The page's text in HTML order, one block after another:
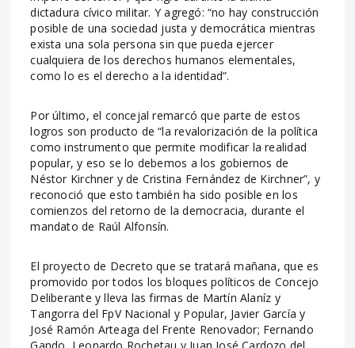
dictadura cívico militar. Y agregó: “no hay construcción
posible de una sociedad justa y democrática mientras
exista una sola persona sin que pueda ejercer
cualquiera de los derechos humanos elementales,
como lo es el derecho a la identidad”.
Por último, el concejal remarcó que parte de estos
logros son producto de “la revalorización de la política
como instrumento que permite modificar la realidad
popular, y eso se lo debemos a los gobiernos de
Néstor Kirchner y de Cristina Fernández de Kirchner”, y
reconoció que esto también ha sido posible en los
comienzos del retorno de la democracia, durante el
mandato de Raúl Alfonsín.
El proyecto de Decreto que se tratará mañana, que es
promovido por todos los bloques políticos de Concejo
Deliberante y lleva las firmas de Martín Alaníz y
Tangorra del FpV Nacional y Popular, Javier García y
José Ramón Arteaga del Frente Renovador; Fernando